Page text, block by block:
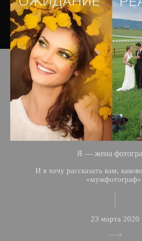
Я — жена
И я хочу рассказать вам,
23 марта 2020